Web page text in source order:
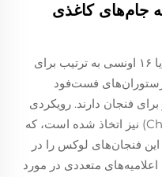
جام‌های کاغذی
یک فنجان کاغذی دیواره‌ای دوبل ۱۲ یا ۱۶ اونسی به ترتیب برای
و برخی رستوران‌های فست‌فود
فنجان دارند. رویکردی
مشابه توسط چیک-فیل-آ (Chick-fil-A) نیز اتخاذ شده است، که
این فنجان‌های لوکس را در
متعددی در مورد